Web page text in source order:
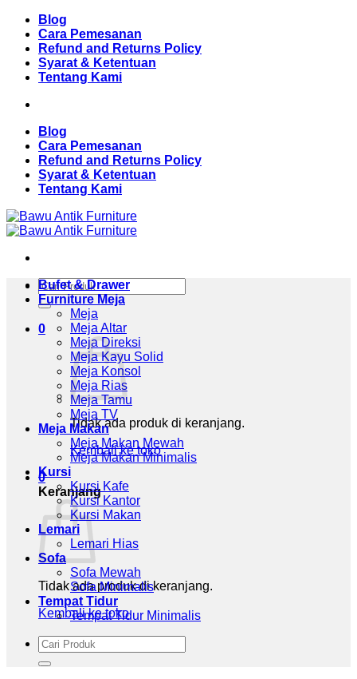
Skip
content
Blog
Cara Pemesanan
Refund and Returns Policy
Syarat & Ketentuan
Tentang Kami
Blog
Cara Pemesanan
Refund and Returns Policy
Syarat & Ketentuan
Tentang Kami
Pencarian
untuk:
0
Tidak ada produk di keranjang.
Kembali ke toko
0
Keranjang
Tidak ada produk di keranjang.
Kembali ke toko
Bufet & Drawer
Furniture Meja
Meja
Meja Altar
Meja Direksi
Meja Kayu Solid
Meja Konsol
Meja Rias
Meja Tamu
Meja TV
Meja Makan
Meja Makan Mewah
Meja Makan Minimalis
Kursi
Kursi Kafe
Kursi Kantor
Kursi Makan
Lemari
Lemari Hias
Sofa
Sofa Mewah
Sofa Minimalis
Tempat Tidur
Tempat Tidur Minimalis
Pencarian
untuk: